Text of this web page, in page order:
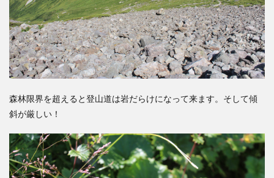
森林限界を超えると登山道は岩だらけになって来ます。そして傾
斜が厳しい！